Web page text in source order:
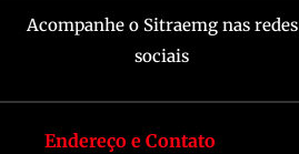
Acompanhe o Sitraemg nas redes
sociais
Endereço e Contato